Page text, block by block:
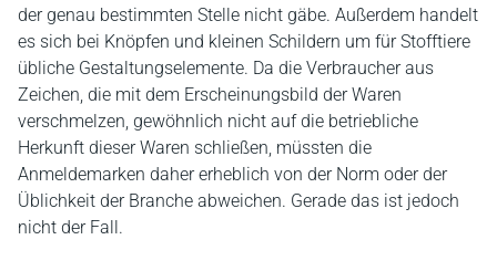
der genau bestimmten Stelle nicht gäbe. Außerdem handelt
es sich bei Knöpfen und kleinen Schildern um für Stofftiere
übliche Gestaltungselemente. Da die Verbraucher aus
Zeichen, die mit dem Erscheinungsbild der Waren
verschmelzen, gewöhnlich nicht auf die betriebliche
Herkunft dieser Waren schließen, müssten die
Anmeldemarken daher erheblich von der Norm oder der
Üblichkeit der Branche abweichen. Gerade das ist jedoch
nicht der Fall.